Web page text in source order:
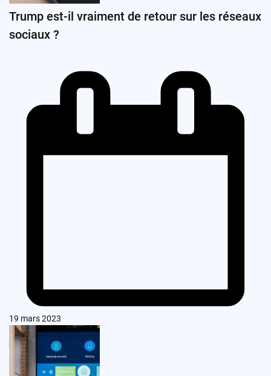
Trump est-il vraiment de retour sur les réseaux
sociaux ?
19 mars 2023